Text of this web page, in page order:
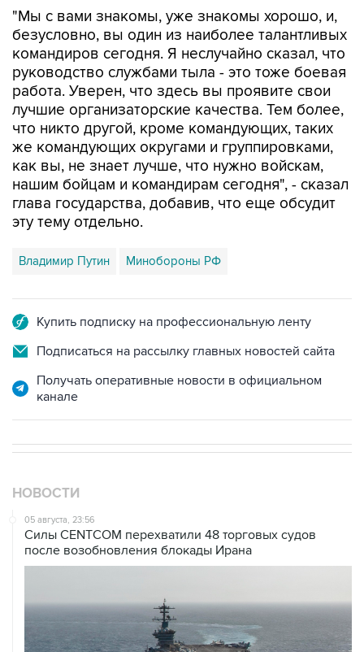
"Мы с вами знакомы, уже знакомы хорошо, и,
безусловно, вы один из наиболее талантливых
командиров сегодня. Я неслучайно сказал, что
руководство службами тыла - это тоже боевая
работа. Уверен, что здесь вы проявите свои
лучшие организаторские качества. Тем более,
что никто другой, кроме командующих, таких
же командующих округами и группировками,
как вы, не знает лучше, что нужно войскам,
нашим бойцам и командирам сегодня", - сказал
глава государства, добавив, что еще обсудит
эту тему отдельно.
Владимир Путин Минобороны РФ
Купить подписку на профессиональную ленту
Подписаться на рассылку главных новостей сайта
Получать оперативные новости в официальном
канале
НОВОСТИ
05 августа, 23:56
Силы CENTCOM перехватили 48 торговых судов
после возобновления блокады Ирана